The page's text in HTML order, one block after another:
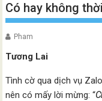
Có hay không
Pham
Tương Lai
Tình cờ qua dịch vụ
nên có mấy lời mừng: “